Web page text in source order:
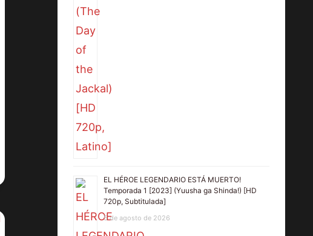
EL HÉROE LEGENDARIO ESTÁ MUERTO!
Temporada 1 [2023] (Yuusha ga Shinda!) [HD
720p, Subtitulada]
5 de agosto de 2026